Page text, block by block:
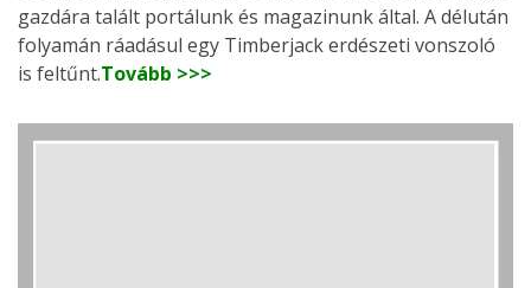
gazdára talált portálunk és magazinunk által. A délután
folyamán ráadásul egy Timberjack erdészeti vonszoló
is feltűnt.Tovább >>>